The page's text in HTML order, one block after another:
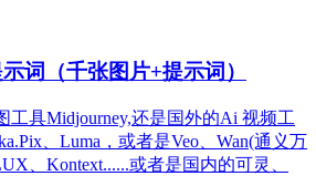
词（千张图片+提示词）
工具Midjourney,还是国外的Ai 视频工
、Luma，或者是Veo、Wan(通义万
、Kontext......或者是国内的可灵、